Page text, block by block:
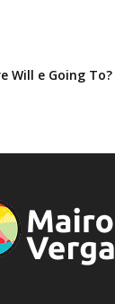
Will e Going To?